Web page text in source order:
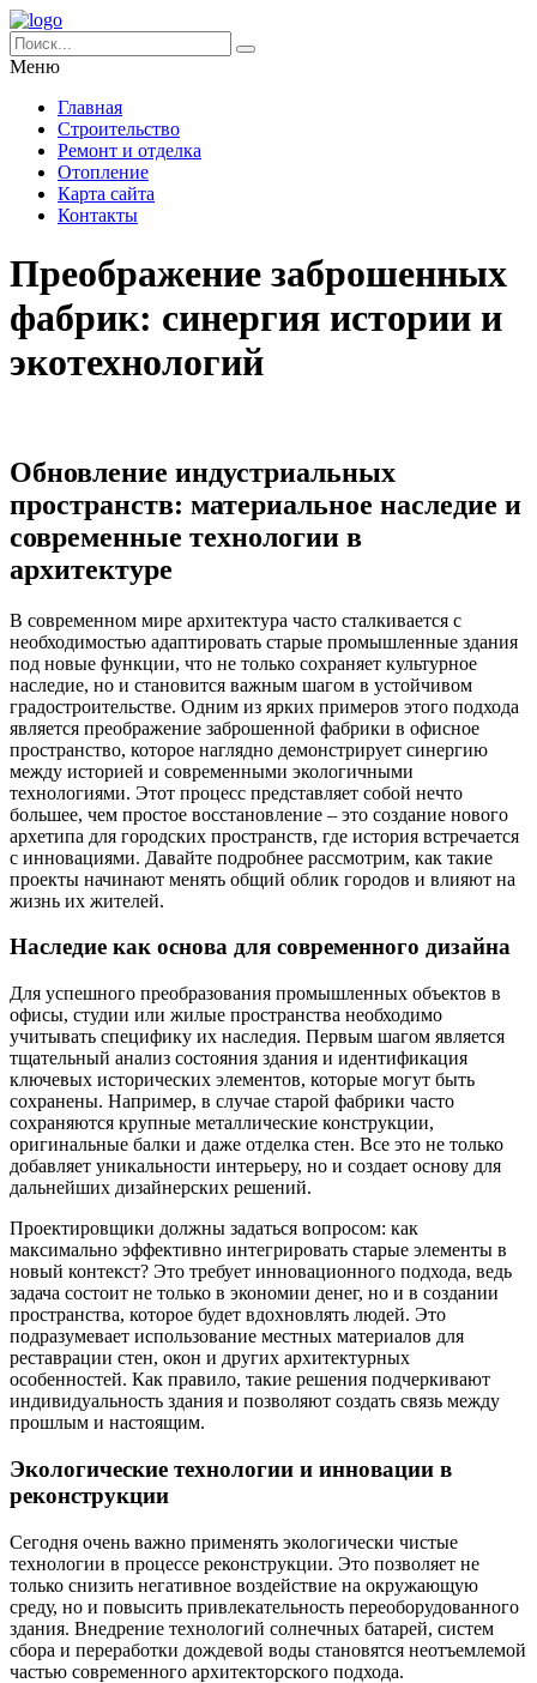
Меню
Главная
Строительство
Ремонт и отделка
Отопление
Карта сайта
Контакты
Преображение заброшенных
фабрик: синергия истории и
экотехнологий
Обновление индустриальных
пространств: материальное наследие и
современные технологии в
архитектуре
В современном мире архитектура часто сталкивается с
необходимостью адаптировать старые промышленные здания
под новые функции, что не только сохраняет культурное
наследие, но и становится важным шагом в устойчивом
градостроительстве. Одним из ярких примеров этого подхода
является преображение заброшенной фабрики в офисное
пространство, которое наглядно демонстрирует синергию
между историей и современными экологичными
технологиями. Этот процесс представляет собой нечто
большее, чем простое восстановление – это создание нового
архетипа для городских пространств, где история встречается
с инновациями. Давайте подробнее рассмотрим, как такие
проекты начинают менять общий облик городов и влияют на
жизнь их жителей.
Наследие как основа для современного дизайна
Для успешного преобразования промышленных объектов в
офисы, студии или жилые пространства необходимо
учитывать специфику их наследия. Первым шагом является
тщательный анализ состояния здания и идентификация
ключевых исторических элементов, которые могут быть
сохранены. Например, в случае старой фабрики часто
сохраняются крупные металлические конструкции,
оригинальные балки и даже отделка стен. Все это не только
добавляет уникальности интерьеру, но и создает основу для
дальнейших дизайнерских решений.
Проектировщики должны задаться вопросом: как
максимально эффективно интегрировать старые элементы в
новый контекст? Это требует инновационного подхода, ведь
задача состоит не только в экономии денег, но и в создании
пространства, которое будет вдохновлять людей. Это
подразумевает использование местных материалов для
реставрации стен, окон и других архитектурных
особенностей. Как правило, такие решения подчеркивают
индивидуальность здания и позволяют создать связь между
прошлым и настоящим.
Экологические технологии и инновации в
реконструкции
Сегодня очень важно применять экологически чистые
технологии в процессе реконструкции. Это позволяет не
только снизить негативное воздействие на окружающую
среду, но и повысить привлекательность переоборудованного
здания. Внедрение технологий солнечных батарей, систем
сбора и переработки дождевой воды становятся неотъемлемой
частью современного архитекторского подхода.